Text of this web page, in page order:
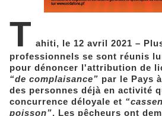
T ahiti, le 12 avril 2021 –
professionnels se sont réunis
pour dénoncer l'attribution de
“de complaisance” par le Pays
des personnes déjà en activité
concurrence déloyale et
poisson”. Les pêcheurs ont